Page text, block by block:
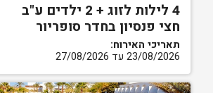
4 לילות לזוג + 2 ילדים ע"ב
חצי פנסיון בחדר סופריור
תאריכי האירוח:
23/08/2026 עד 27/08/2026